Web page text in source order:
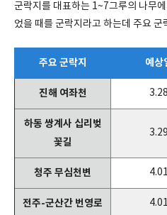
군락지를 대표하는 1~7그루의 나무
었을 때를 군락지라고 하는데 주요 군
주요 군락지 예상
진해 여좌천 3.28
하동 쌍계사 십리벚
꽃길
3.29
청주 무심천변 4.01
전주-군산간 번영로 4.01